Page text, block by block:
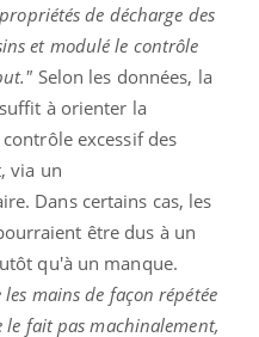
de décharge des
et modulé le contrôle
Selon les données, la
à orienter la
excessif des
via un
Dans certains cas, les
être dus à un
qu'à un manque.
mains de façon répétée
le fait pas machinalement,